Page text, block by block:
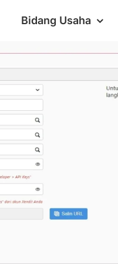
Bidang Usaha